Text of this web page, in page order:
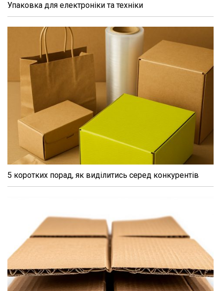
Упаковка для електроніки та техніки
5 коротких порад, як виділитись серед конкурентів